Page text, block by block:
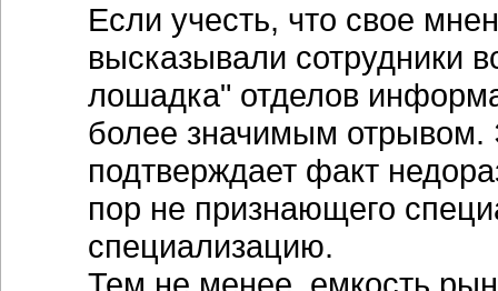
Если учесть, что свое
высказывали сотрудники
лошадка" отделов
более значимым отрывом.
подтверждает факт
пор не признающего
специализацию.